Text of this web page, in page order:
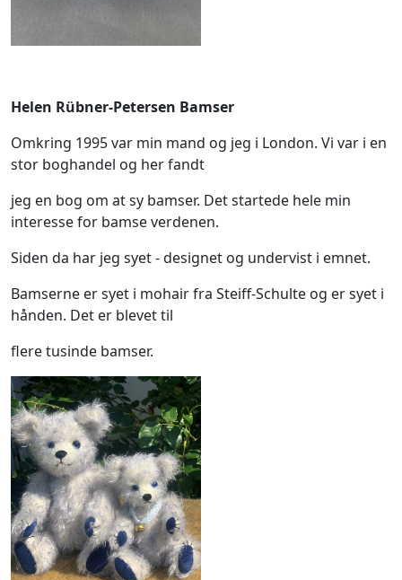
Helen Rübner-Petersen Bamser
Omkring 1995 var min mand og jeg i London. Vi var i en
stor boghandel og her fandt
jeg en bog om at sy bamser. Det startede hele min
interesse for bamse verdenen.
Siden da har jeg syet - designet og undervist i emnet.
Bamserne er syet i mohair fra Steiff-Schulte og er syet i
hånden. Det er blevet til
flere tusinde bamser.